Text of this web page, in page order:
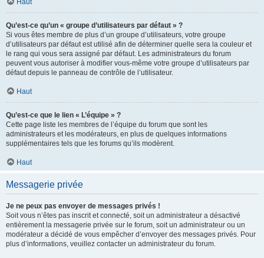
Haut
Qu’est-ce qu’un « groupe d’utilisateurs par défaut » ?
Si vous êtes membre de plus d’un groupe d’utilisateurs, votre groupe
d’utilisateurs par défaut est utilisé afin de déterminer quelle sera la couleur et
le rang qui vous sera assigné par défaut. Les administrateurs du forum
peuvent vous autoriser à modifier vous-même votre groupe d’utilisateurs par
défaut depuis le panneau de contrôle de l’utilisateur.
Haut
Qu’est-ce que le lien « L’équipe » ?
Cette page liste les membres de l’équipe du forum que sont les
administrateurs et les modérateurs, en plus de quelques informations
supplémentaires tels que les forums qu’ils modèrent.
Haut
Messagerie privée
Je ne peux pas envoyer de messages privés !
Soit vous n’êtes pas inscrit et connecté, soit un administrateur a désactivé
entièrement la messagerie privée sur le forum, soit un administrateur ou un
modérateur a décidé de vous empêcher d’envoyer des messages privés. Pour
plus d’informations, veuillez contacter un administrateur du forum.